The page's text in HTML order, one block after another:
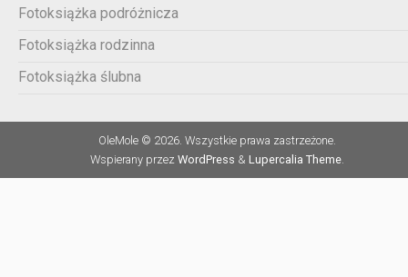
Fotoksiążka podróżnicza
Fotoksiążka rodzinna
Fotoksiążka ślubna
OleMole © 2026. Wszystkie prawa zastrzeżone.
Wspierany przez WordPress & Lupercalia Theme.